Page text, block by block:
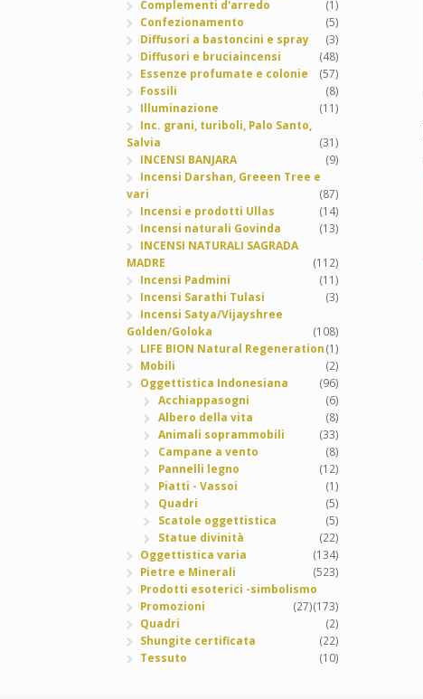
Complementi d'arredo
(1)
Confezionamento
(5)
Diffusori a bastoncini e spray
(3)
Diffusori e bruciaincensi
(48)
Essenze profumate e colonie
(57)
Fossili
(8)
Illuminazione
(11)
Inc. grani, turiboli, Palo Santo,
Salvia
(31)
INCENSI BANJARA
(9)
Incensi Darshan, Greeen Tree e
vari
(87)
Incensi e prodotti Ullas
(14)
Incensi naturali Govinda
(13)
INCENSI NATURALI SAGRADA
MADRE
(112)
Incensi Padmini
(11)
Incensi Sarathi Tulasi
(3)
Incensi Satya/Vijayshree
Golden/Goloka
(108)
LIFE BION Natural Regeneration(1)
Mobili
(2)
Oggettistica Indonesiana
(96)
Acchiappasogni
(6)
Albero della vita
(8)
Animali soprammobili
(33)
Campane a vento
(8)
Pannelli legno
(12)
Piatti - Vassoi
(1)
Quadri
(5)
Scatole oggettistica
(5)
Statue divinità
(22)
Oggettistica varia
(134)
Pietre e Minerali
(523)
Prodotti esoterici -simbolismo
(173)
Promozioni
(27)
Quadri
(2)
Shungite certificata
(22)
Tessuto
(10)